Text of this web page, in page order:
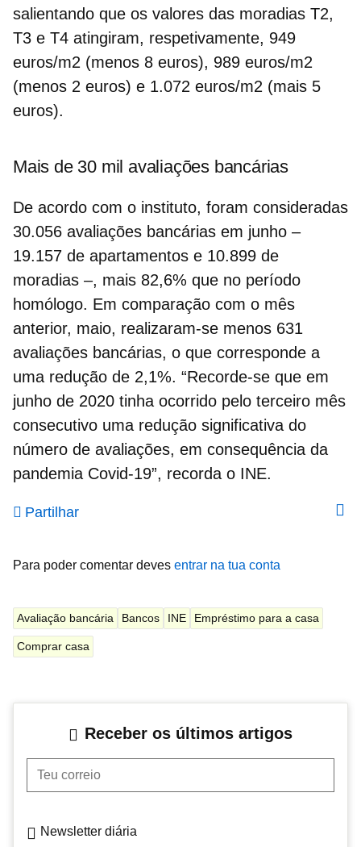
salientando que os valores das moradias T2,
T3 e T4 atingiram, respetivamente, 949
euros/m2 (menos 8 euros), 989 euros/m2
(menos 2 euros) e 1.072 euros/m2 (mais 5
euros).
Mais de 30 mil avaliações bancárias
De acordo com o instituto, foram consideradas
30.056 avaliações bancárias em junho –
19.157 de apartamentos e 10.899 de
moradias –, mais 82,6% que no período
homólogo. Em comparação com o mês
anterior, maio, realizaram-se menos 631
avaliações bancárias, o que corresponde a
uma redução de 2,1%. “Recorde-se que em
junho de 2020 tinha ocorrido pelo terceiro mês
consecutivo uma redução significativa do
número de avaliações, em consequência da
pandemia Covid-19”, recorda o INE.
Partilhar
Para poder comentar deves entrar na tua conta
Avaliação bancária Bancos INE Empréstimo para a casa
Comprar casa
Receber os últimos artigos
Teu correio
Newsletter diária